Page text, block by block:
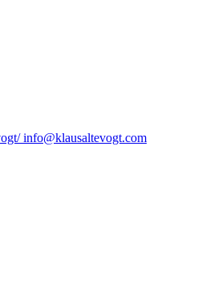
info@klausaltevogt.com